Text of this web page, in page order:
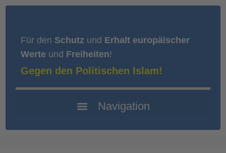
Für den Schutz und Erhalt europäischer
Werte und Freiheiten!
Gegen den Politischen Islam!